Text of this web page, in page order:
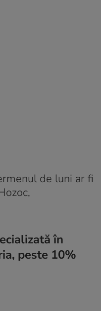
de luni ar fi
în
peste 10%